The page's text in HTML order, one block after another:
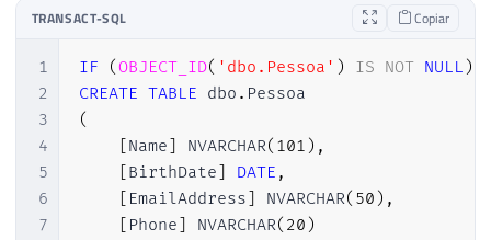
TRANSACT-SQL Copiar
1
2
3
4
5
6
7
IF (OBJECT_ID( 'dbo.Pessoa' ) IS NOT NULL )
CREATE TABLE dbo .
(
Name NVARCHAR( 101 ) ,
BirthDate DATE ,
EmailAddress NVARCHAR( 50 ) ,
Phone NVARCHAR( 20 )